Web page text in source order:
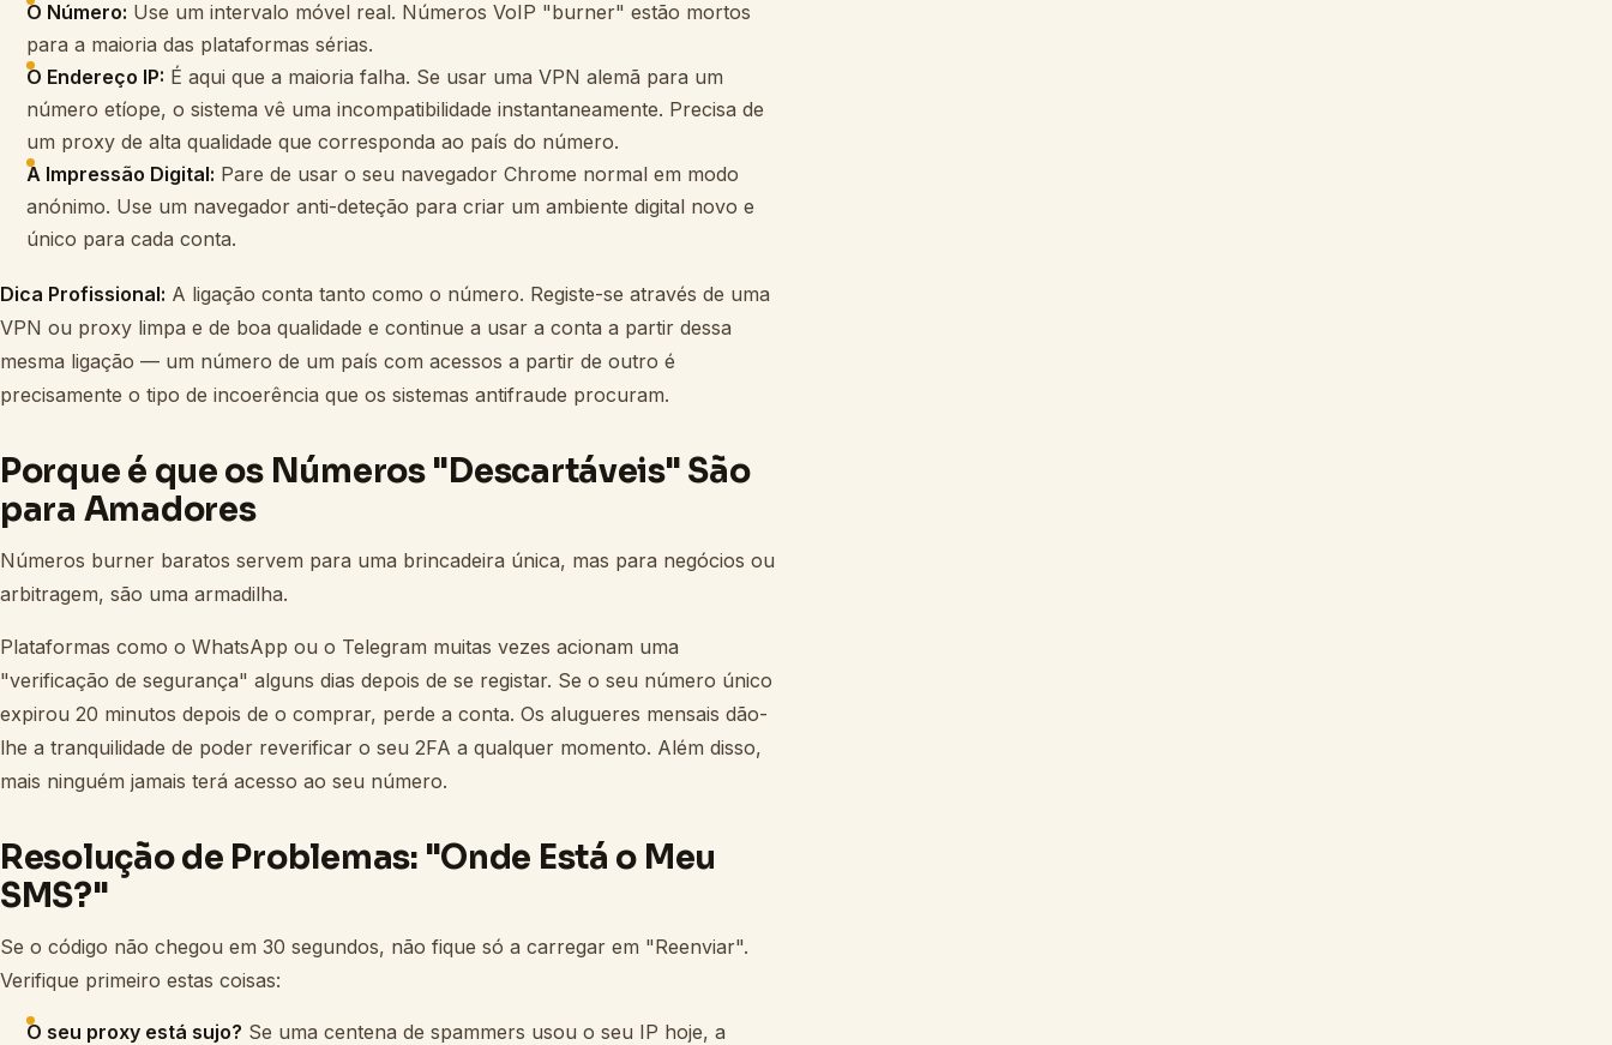
O Número: Use um intervalo móvel real. Números VoIP "burner" estão mortos
para a maioria das plataformas sérias.
O Endereço IP: É aqui que a maioria falha. Se usar uma VPN alemã para um
número etíope, o sistema vê uma incompatibilidade instantaneamente. Precisa de
um proxy de alta qualidade que corresponda ao país do número.
A Impressão Digital: Pare de usar o seu navegador Chrome normal em modo
anónimo. Use um navegador anti-deteção para criar um ambiente digital novo e
único para cada conta.
Dica Profissional: A ligação conta tanto como o número. Registe-se através de uma
VPN ou proxy limpa e de boa qualidade e continue a usar a conta a partir dessa
mesma ligação — um número de um país com acessos a partir de outro é
precisamente o tipo de incoerência que os sistemas antifraude procuram.
Porque é que os Números "Descartáveis" São
para Amadores
Números burner baratos servem para uma brincadeira única, mas para negócios ou
arbitragem, são uma armadilha.
Plataformas como o WhatsApp ou o Telegram muitas vezes acionam uma
"verificação de segurança" alguns dias depois de se registar. Se o seu número único
expirou 20 minutos depois de o comprar, perde a conta. Os alugueres mensais dão-
lhe a tranquilidade de poder reverificar o seu 2FA a qualquer momento. Além disso,
mais ninguém jamais terá acesso ao seu número.
Resolução de Problemas: "Onde Está o Meu
SMS?"
Se o código não chegou em 30 segundos, não fique só a carregar em "Reenviar".
Verifique primeiro estas coisas:
O seu proxy está sujo? Se uma centena de spammers usou o seu IP hoje, a